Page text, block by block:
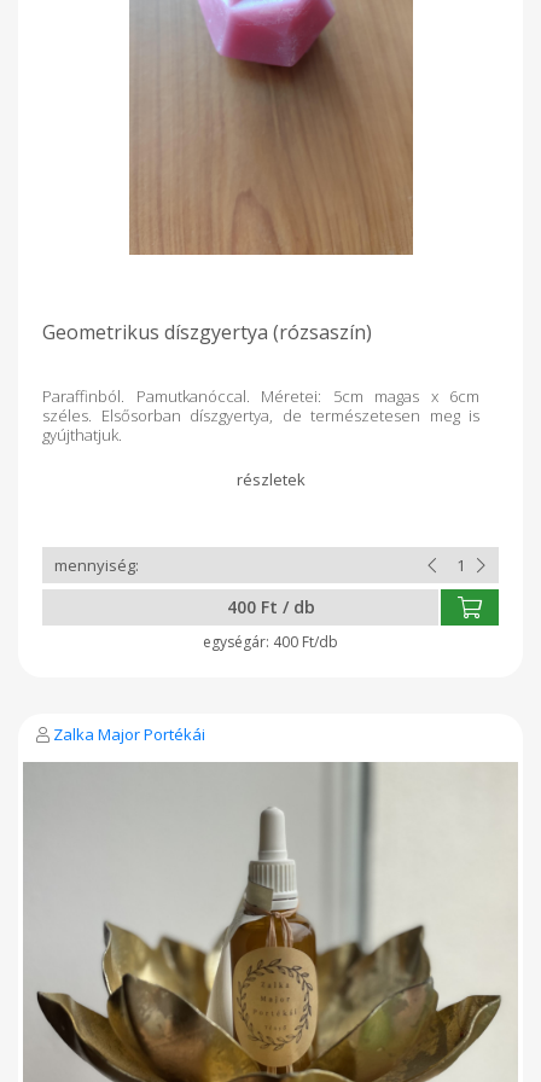
Mert megnyugtat és feltölt A mini dzsungel látványa
stresszoldó, segít lelassulni és kapcsolatot teremteni a
természettel, még városi környezetben is. Tartalmazza:5
literes üvegben 1-3 féle növény beültetve, faragott tetővel.
Geometrikus díszgyertya (rózsaszín)
Paraffinból. Pamutkanóccal. Méretei: 5cm magas x 6cm
széles. Elsősorban díszgyertya, de természetesen meg is
gyújthatjuk.
400 Ft / db
400 Ft/db
Zalka Major Portékái